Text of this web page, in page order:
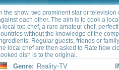
original.
TV IMDb:8.8 / 10
YouTube-Wettkampf, bei dem
Budget und ohne moderne
Ziel so schnell wie möglich erreichen